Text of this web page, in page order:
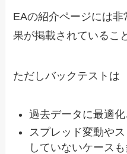
EAの紹介ページには
果が掲載されているこ
ただしバックテストは
過去データに最適
スプレッド変動や
していないケース